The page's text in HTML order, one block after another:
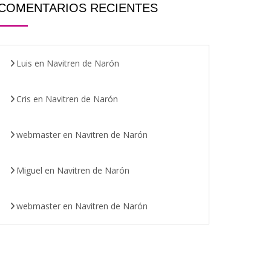
RECIENTES
Luis en Navitren de Narón
Cris en Navitren de Narón
webmaster en Navitren de Narón
Miguel en Navitren de Narón
webmaster en Navitren de Narón